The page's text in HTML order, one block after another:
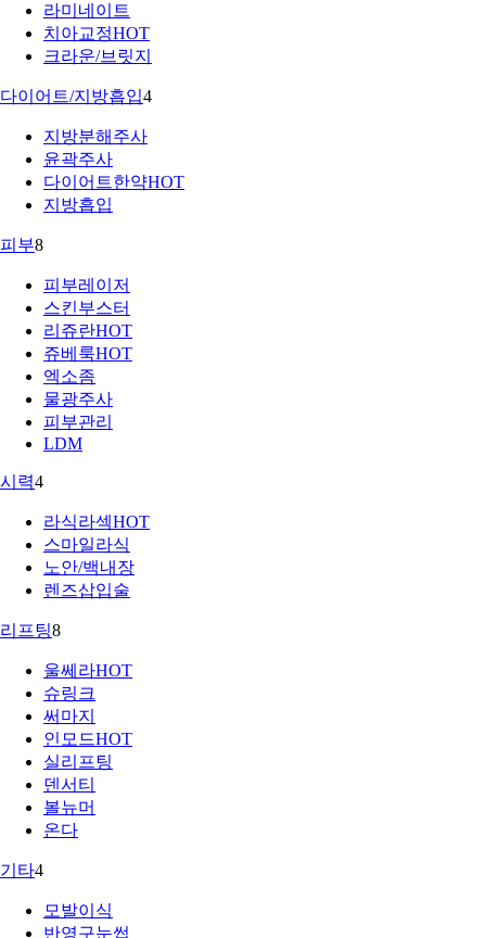
라미네이트
치아교정HOT
크라운/브릿지
다이어트/지방흡입4
지방분해주사
윤곽주사
다이어트한약HOT
지방흡입
피부8
피부레이저
스킨부스터
리쥬란HOT
쥬베룩HOT
엑소좀
물광주사
피부관리
LDM
시력4
라식라섹HOT
스마일라식
노안/백내장
렌즈삽입술
리프팅8
울쎄라HOT
슈링크
써마지
인모드HOT
실리프팅
덴서티
볼뉴머
온다
기타4
모발이식
반영구눈썹